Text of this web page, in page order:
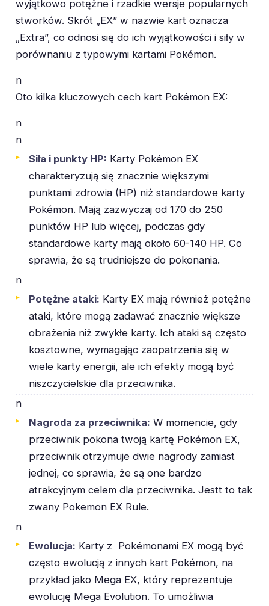
wyjątkowo potężne i rzadkie wersje popularnych
stworków. Skrót „EX” w nazwie kart oznacza
„Extra”, co odnosi się do ich wyjątkowości i siły w
porównaniu z typowymi kartami Pokémon.
n
Oto kilka kluczowych cech kart Pokémon EX:
n
n
Siła i punkty HP: Karty Pokémon EX
charakteryzują się znacznie większymi
punktami zdrowia (HP) niż standardowe karty
Pokémon. Mają zazwyczaj od 170 do 250
punktów HP lub więcej, podczas gdy
standardowe karty mają około 60-140 HP. Co
sprawia, że są trudniejsze do pokonania.
n
Potężne ataki: Karty EX mają również potężne
ataki, które mogą zadawać znacznie większe
obrażenia niż zwykłe karty. Ich ataki są często
kosztowne, wymagając zaopatrzenia się w
wiele karty energii, ale ich efekty mogą być
niszczycielskie dla przeciwnika.
n
Nagroda za przeciwnika: W momencie, gdy
przeciwnik pokona twoją kartę Pokémon EX,
przeciwnik otrzymuje dwie nagrody zamiast
jednej, co sprawia, że są one bardzo
atrakcyjnym celem dla przeciwnika. Jestt to tak
zwany Pokemon EX Rule.
n
Ewolucja: Karty z Pokémonami EX mogą być
często ewolucją z innych kart Pokémon, na
przykład jako Mega EX, który reprezentuje
ewolucję Mega Evolution. To umożliwia